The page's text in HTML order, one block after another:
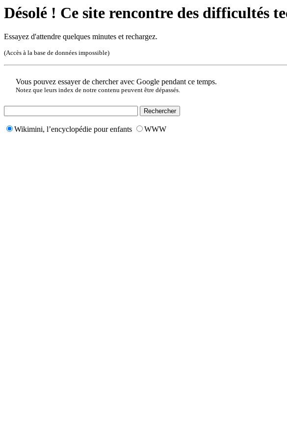
Désolé ! Ce site rencontre des difficultés
Essayez d'attendre quelques minutes et rechargez.
(Accès à la base de données impossible)
Vous pouvez essayer de chercher avec Google pendant ce temps.
Notez que leurs index de notre contenu peuvent être dépassés.
Wikimini, l’encyclopédie pour enfants WWW